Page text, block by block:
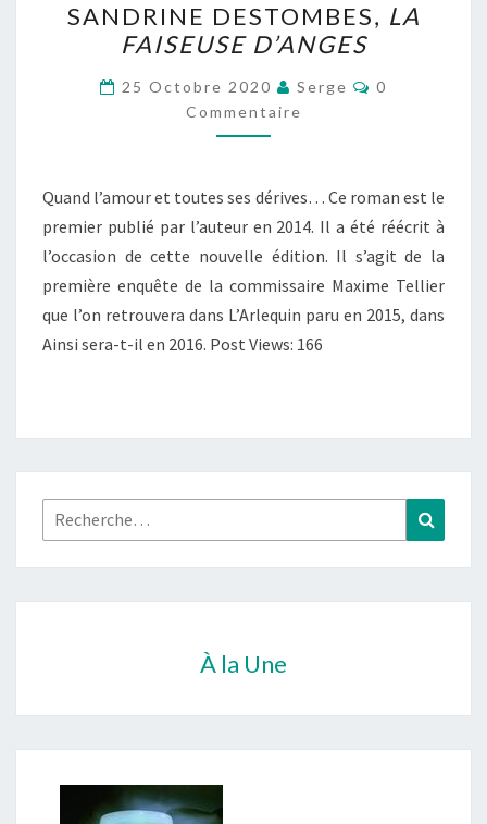
DESTOMBES,
LA
FAISEUSE
D’ANGES
SANDRINE DESTOMBES, LA
FAISEUSE D’ANGES
25 Octobre 2020 Serge
0
Commentaire
Quand l’amour et toutes ses dérives… Ce roman est le
premier publié par l’auteur en 2014. Il a été réécrit à
l’occasion de cette nouvelle édition. Il s’agit de la
première enquête de la commissaire Maxime Tellier
que l’on retrouvera dans L’Arlequin paru en 2015, dans
Ainsi sera-t-il en 2016. Post Views: 166
Rechercher :
À la Une